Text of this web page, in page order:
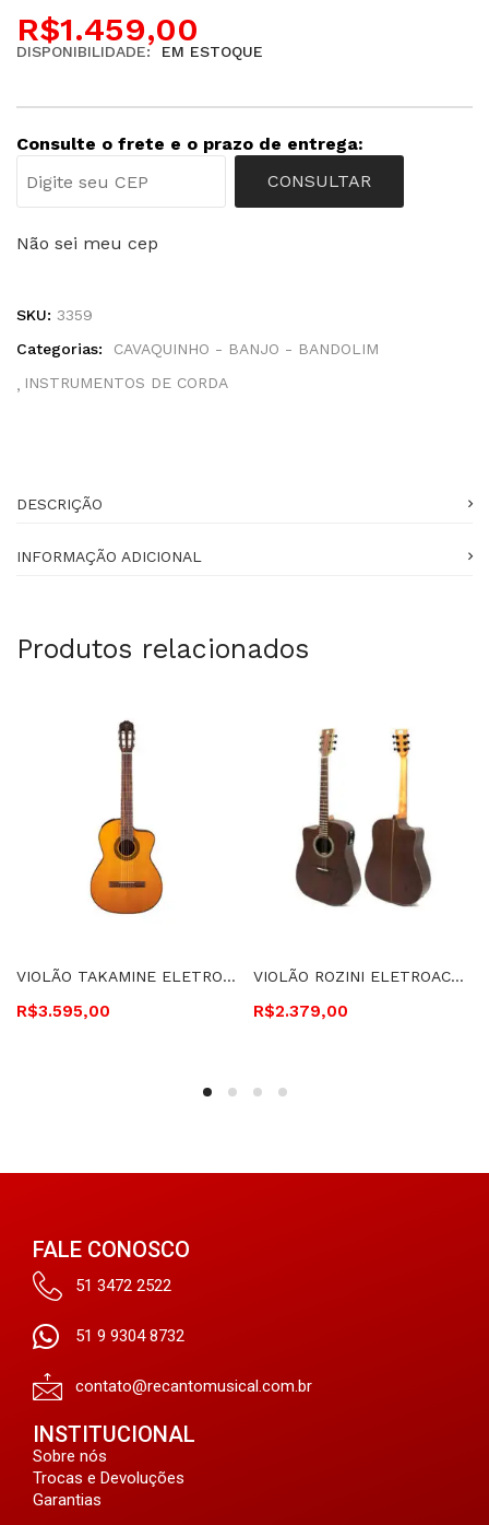
R$1.459,00
DISPONIBILIDADE: EM ESTOQUE
Consulte o frete e o prazo de entrega:
CONSULTAR
Não sei meu cep
SKU: 3359
Categorias:
CAVAQUINHO - BANJO - BANDOLIM
INSTRUMENTOS DE CORDA
DESCRIÇÃO
INFORMAÇÃO ADICIONAL
Produtos relacionados
VIOLÃO TAKAMINE ELETROACÚSTICO, CORDAS DE NYLON – GC1CE N
R$3.595,00
VIOLÃO ROZINI ELETROACÚSTICO, CUTAWAY, CORDAS DE AÇO, CANHOTO -RX315.AT.F.LP. LH
R$2.379,00
FALE CONOSCO
51 3472 2522
51 9 9304 8732
contato@recantomusical.com.br
INSTITUCIONAL
Sobre nós
Trocas e Devoluções
Garantias